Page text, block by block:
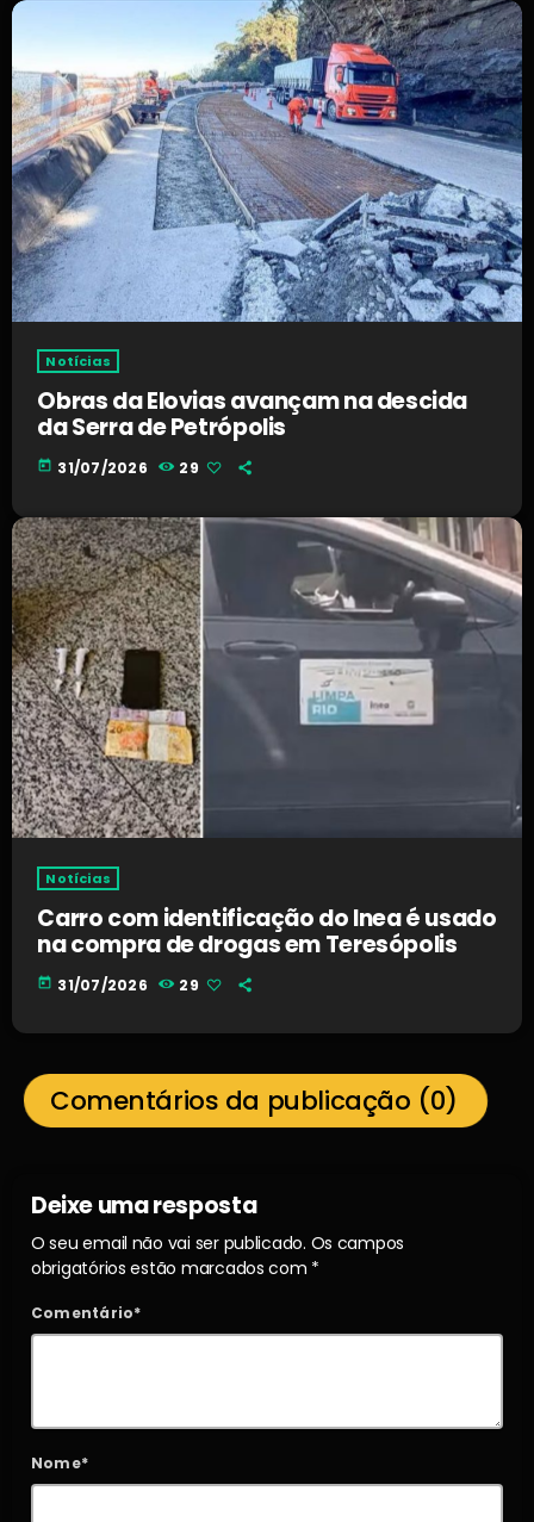
Notícias
Obras da Elovias avançam na descida
da Serra de Petrópolis
today 31/07/2026 29
Notícias
Carro com identificação do Inea é usado
na compra de drogas em Teresópolis
today 31/07/2026 29
Comentários da publicação (0)
Deixe uma resposta
O seu email não vai ser publicado. Os campos
obrigatórios estão marcados com *
Comentário*
Nome*